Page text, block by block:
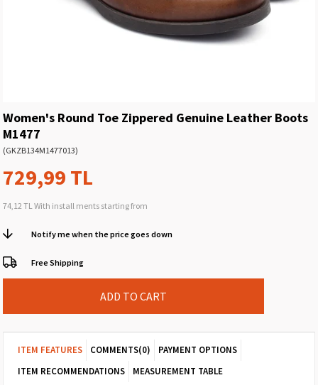
Women's Round Toe Zippered Genuine Leather Boots
M1477
(GKZB134M1477013)
729,99 TL
74,12 TL With install ments starting from
Notify me when the price goes down
Free Shipping
ITEM FEATURES COMMENTS(0)
PAYMENT OPTIONS
ITEM RECOMMENDATIONS
MEASUREMENT TABLE